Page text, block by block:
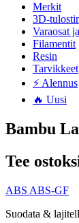
Merkit
3D-
Varaosat
Filamentit
Resin
Tarvikkeet
⚡ Alennus
🔥 Uusi
Bambu
Tee
ABS ABS-GF
Suodata &